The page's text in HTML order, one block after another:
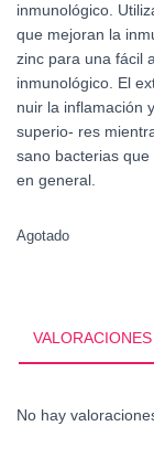
inmunológico.
que mejoran la
zinc para una fácil
inmunológico. El
nuir la inflamación
superio- res
sano bacterias
en general.
Agotado
No hay